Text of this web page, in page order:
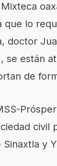
que lo
doctor
se están
de
civil
y